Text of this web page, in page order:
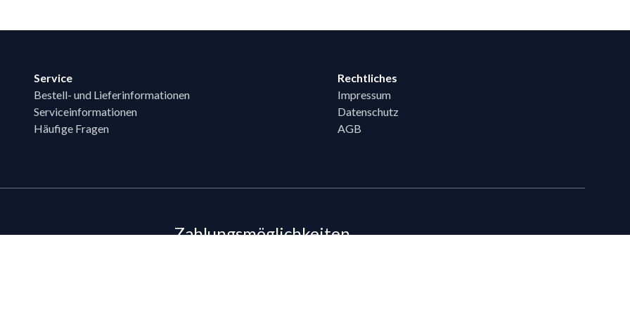
Service
Bestell- und Lieferinformationen
Serviceinformationen
Häufige Fragen
Rechtliches
Impressum
Datenschutz
AGB
Zahlungsmöglichkeiten